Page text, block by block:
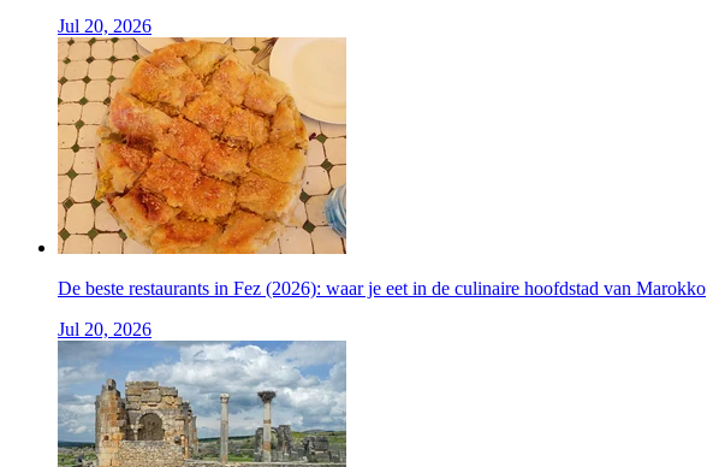
Jul 20, 2026
De beste restaurants in Fez (2026): waar je eet in de culinaire hoofdstad van Marokko
Jul 20, 2026